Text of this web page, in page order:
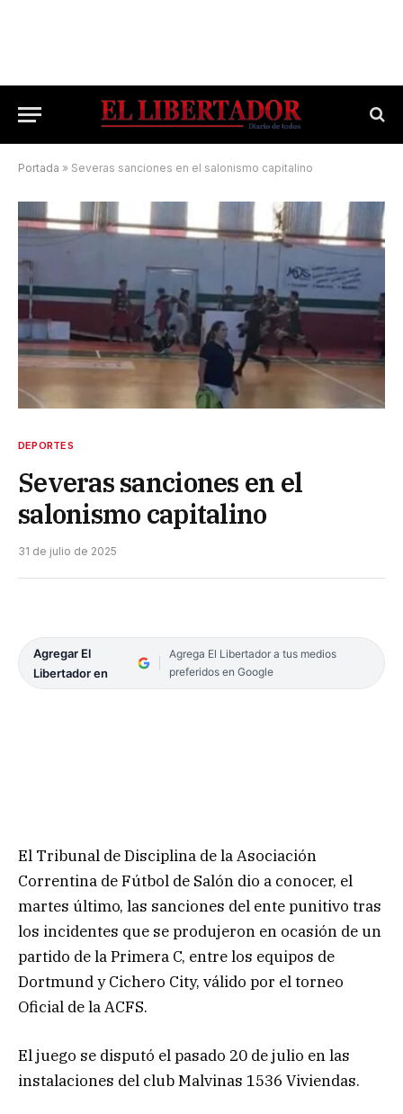
Portada » Severas sanciones en el salonismo capitalino
DEPORTES
Severas sanciones en el
salonismo capitalino
31 de julio de 2025
Agregar El
Libertador en
Agrega El Libertador a tus medios
preferidos en Google
El Tribunal de Disciplina de la Asociación
Correntina de Fútbol de Salón dio a conocer, el
martes último, las sanciones del ente punitivo tras
los incidentes que se produjeron en ocasión de un
partido de la Primera C, entre los equipos de
Dortmund y Cichero City, válido por el torneo
Oficial de la ACFS.
El juego se disputó el pasado 20 de julio en las
instalaciones del club Malvinas 1536 Viviendas.